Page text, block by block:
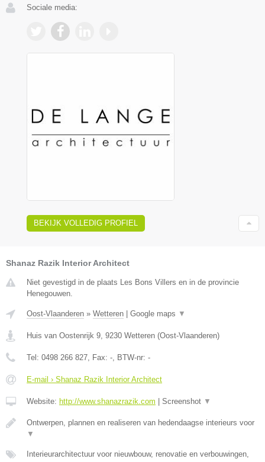
Sociale media:
BEKIJK VOLLEDIG PROFIEL
Shanaz Razik Interior Architect
Niet gevestigd in de plaats Les Bons Villers en in de provincie
Henegouwen.
Oost-Vlaanderen » Wetteren | Google maps ▼
Huis van Oostenrijk 9 9230 Wetteren (Oost-Vlaanderen)
Tel: 0498 266 827 , Fax: - , BTW-nr: -
E-mail › Shanaz Razik Interior Architect
Website: http://www.shanazrazik.com | Screenshot ▼
Ontwerpen, plannen en realiseren van hedendaagse interieurs voor
▼
Interieurarchitectuur voor nieuwbouw, renovatie en verbouwingen,